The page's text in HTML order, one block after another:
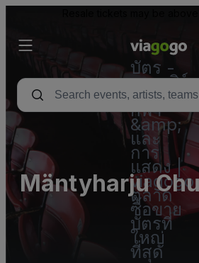
บัตร -
คอนเสิร์
บัตร
กีฬา
&amp;
และ
การ
แสดง |
viagogo
ตลาด
ซื้อขาย
บัตรที่
ใหญ่
ที่สุด
Mäntyharju